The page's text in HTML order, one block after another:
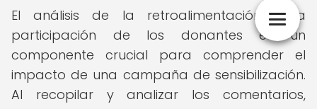
El análisis de la retroalimentación y la
participación de los donantes es un
componente crucial para comprender el
impacto de una campaña de sensibilización.
Al recopilar y analizar los comentarios,